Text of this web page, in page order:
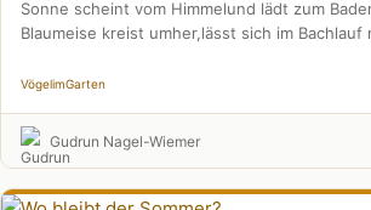
Sonne scheint vom Himmelund lädt zum
Blaumeise kreist umher,lässt sich im Bachlauf
VögelimGarten
Gudrun Nagel-Wiemer